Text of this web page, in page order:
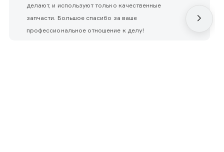
делают, и используют только качественные
запчасти. Большое спасибо за ваше
профессиональное отношение к делу!